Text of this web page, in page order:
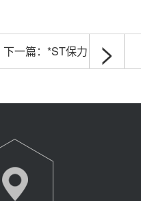
>
下一篇： *ST保力